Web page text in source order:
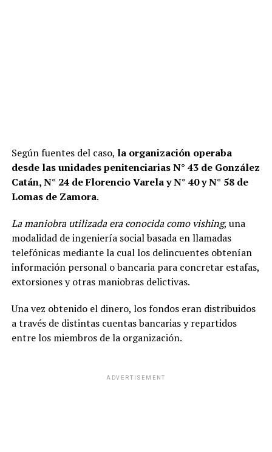
Según fuentes del caso, la organización operaba
desde las unidades penitenciarias N° 43 de González
Catán, N° 24 de Florencio Varela y N° 40 y N° 58 de
Lomas de Zamora.
La maniobra utilizada era conocida como vishing, una
modalidad de ingeniería social basada en llamadas
telefónicas mediante la cual los delincuentes obtenían
información personal o bancaria para concretar estafas,
extorsiones y otras maniobras delictivas.
Una vez obtenido el dinero, los fondos eran distribuidos
a través de distintas cuentas bancarias y repartidos
entre los miembros de la organización.
ADVERTISEMENT